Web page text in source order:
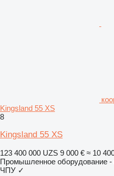
Kingsland 55 XS
8
Kingsland 55 XS
123 400 000 UZS 9 000 € ≈ 10
Промышленное оборудование -
ЧПУ ✓